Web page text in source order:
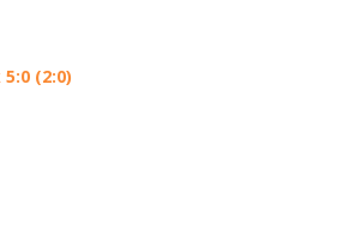
(2:0)